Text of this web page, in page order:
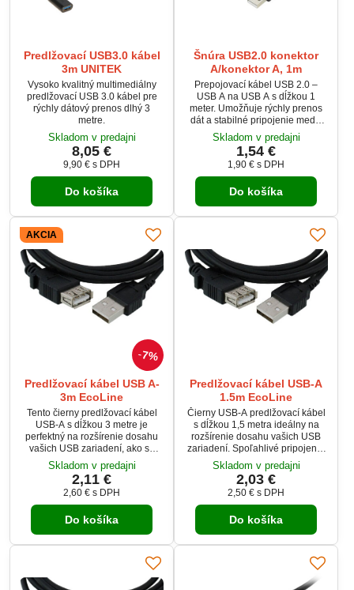
Predlžovací USB3.0 kábel
3m UNITEK
Vysoko kvalitný multimediálny
predlžovací USB 3.0 kábel pre
rýchly dátový prenos dlhý 3
metre.
Skladom v predajni
8,05 €
9,90 € s DPH
Do košíka
Šnúra USB2.0 konektor
A/konektor A, 1m
Prepojovací kábel USB 2.0 –
USB A na USB A s dĺžkou 1
meter. Umožňuje rýchly prenos
dát a stabilné pripojenie medzi
kompatibilnými zariadeniami, ako
sú pevné disky, počítače,
tlačiarne a ďalšie periférie.
Skladom v predajni
1,54 €
1,90 € s DPH
Do košíka
7%
AKCIA
Predlžovací kábel USB A-
3m EcoLine
Tento čierny predlžovací kábel
USB-A s dĺžkou 3 metre je
perfektný na rozšírenie dosahu
vašich USB zariadení, ako sú
myši, klávesnice, tlačiarne či
externé disky. Vďaka kvalitnej
konštrukcii zaručuje spoľahlivý
prenos dát a elimináciu rušenia.
Je dodávaný v praktickom sáčku,
čo uľahčuje skladovanie a
Skladom v predajni
2,11 €
2,60 € s DPH
Do košíka
Predlžovací kábel USB-A
1.5m EcoLine
Čierny USB-A predlžovací kábel
s dĺžkou 1,5 metra ideálny na
rozšírenie dosahu vašich USB
zariadení. Spoľahlivé pripojenie
pre klávesnice, myši, externé
disky a ďalšie periférie.
Skladom v predajni
2,03 €
2,50 € s DPH
Do košíka